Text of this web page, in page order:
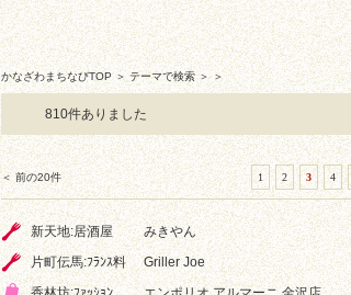
かなざわまちなびTOP＞ テーマで検索 ＞ ＞
810件ありました
＜ 前の20件 1 2 3 4
新天地:居酒屋
みきやん
片町伝馬:ﾌﾗﾝｽ料
Griller Joe